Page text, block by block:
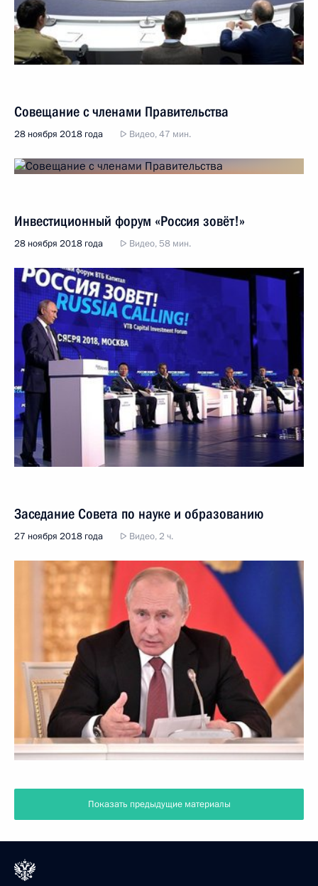
Совещание с членами Правительства
28 ноября 2018 года Видео, 47 мин.
Инвестиционный форум «Россия зовёт!»
28 ноября 2018 года Видео, 58 мин.
Заседание Совета по науке и образованию
27 ноября 2018 года Видео, 2 ч.
Показать предыдущие материалы